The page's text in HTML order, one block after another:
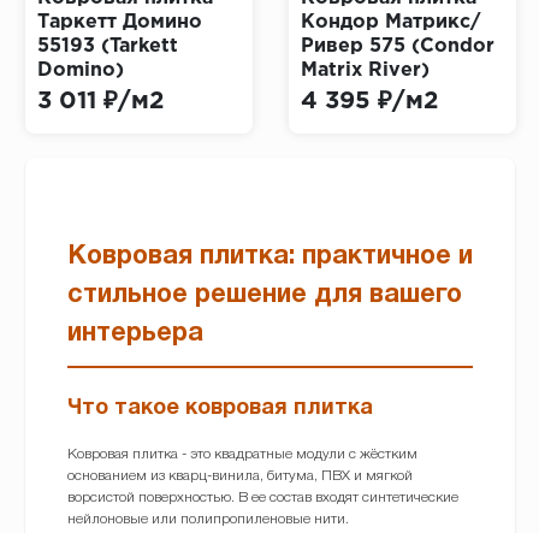
Таркетт Домино
55193 (Tarkett
Domino)
3 011 ₽/м2
Кондор Матрикс/
Ривер 575 (Condor
Matrix River)
4 395 ₽/м2
Ковровая плитка: практичное и
стильное решение для вашего
интерьера
Что такое ковровая плитка
Ковровая плитка - это квадратные модули с жёстким
основанием из кварц-винила, битума, ПВХ и мягкой
ворсистой поверхностью. В ее состав входят синтетические
нейлоновые или полипропиленовые нити.